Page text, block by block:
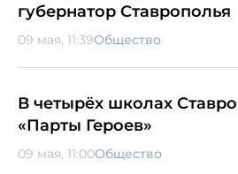
губернатор Ставрополья
09 мая, 11:39Общество
В четырёх школах
«Парты Героев»
09 мая, 11:00Общество